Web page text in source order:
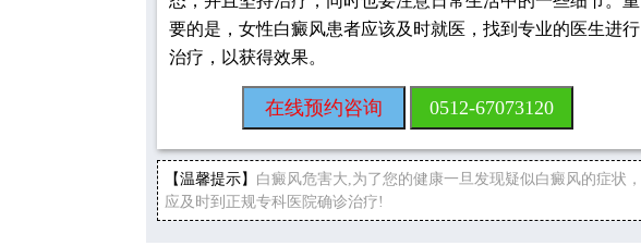
要的是，女性白癜风患者应该及时就医，找到专业的医生进行
治疗，以获得效果。
在线预约咨询 0512-67073120
【温馨提示】 白癜风危害大,为了您的健康一旦发现疑似白癜风的症状，
应及时到正规专科医院确诊治疗!